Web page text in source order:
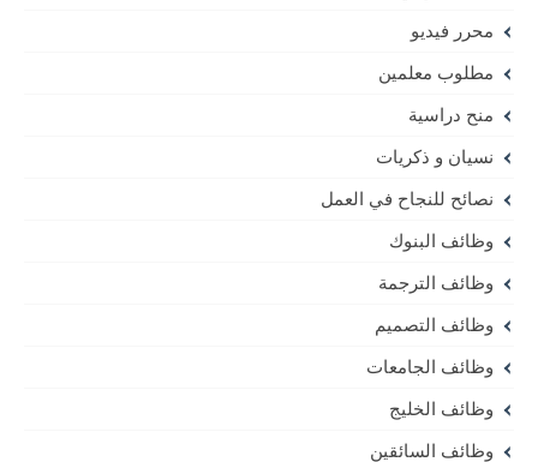
محرر فيديو
مطلوب معلمين
منح دراسية
نسيان و ذكريات
نصائح للنجاح في العمل
وظائف البنوك
وظائف الترجمة
وظائف التصميم
وظائف الجامعات
وظائف الخليج
وظائف السائقين